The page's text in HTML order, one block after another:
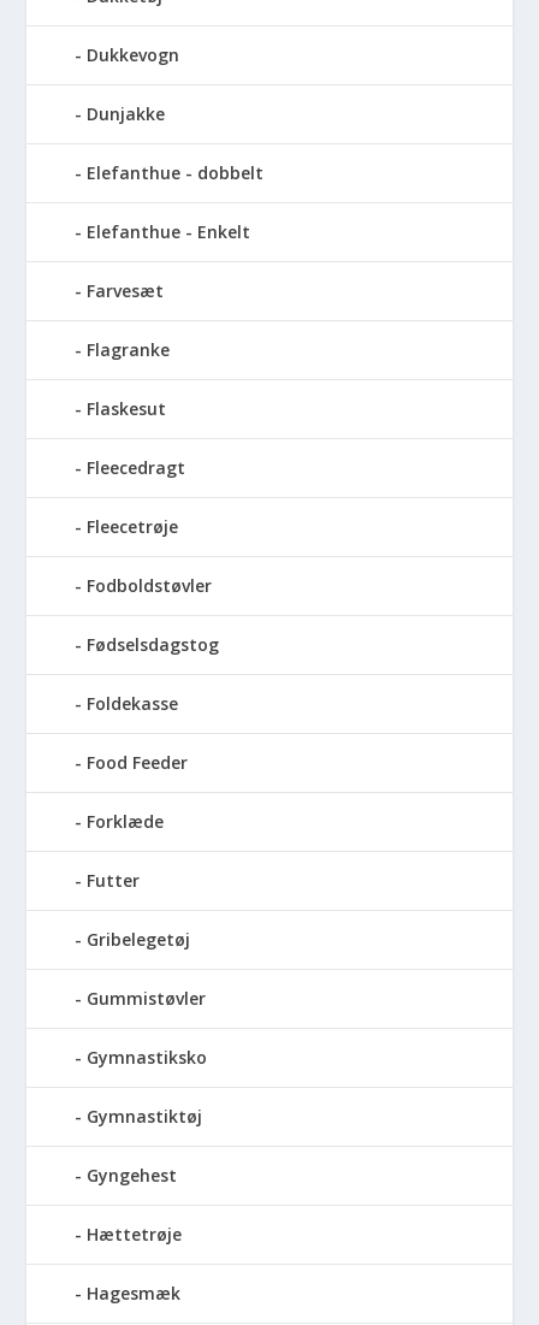
Dukkevogn
Dunjakke
Elefanthue - dobbelt
Elefanthue - Enkelt
Farvesæt
Flagranke
Flaskesut
Fleecedragt
Fleecetrøje
Fodboldstøvler
Fødselsdagstog
Foldekasse
Food Feeder
Forklæde
Futter
Gribelegetøj
Gummistøvler
Gymnastiksko
Gymnastiktøj
Gyngehest
Hættetrøje
Hagesmæk